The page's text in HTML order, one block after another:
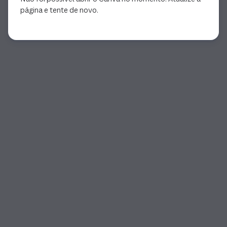
página e tente de novo.